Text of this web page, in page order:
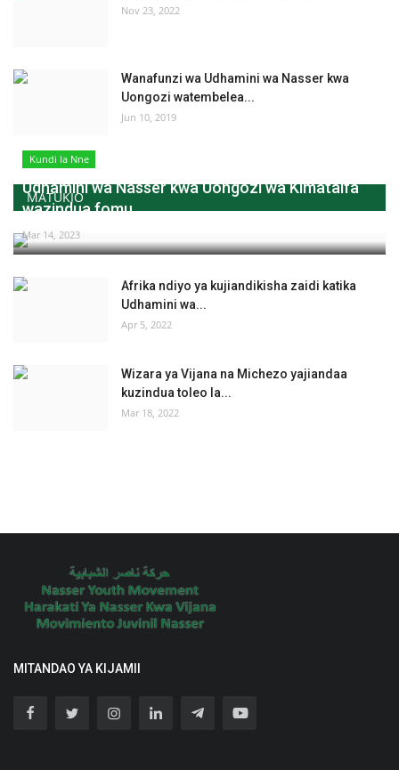
Nov 23, 2022
Wanafunzi wa Udhamini wa Nasser kwa
Uongozi watembelea...
Jun 10, 2019
MATUKIO
Kundi la Nne
Udhamini wa Nasser kwa Uongozi wa Kimataifa
wazindua fomu...
Mar 14, 2023
Afrika ndiyo ya kujiandikisha zaidi katika
Udhamini wa...
Apr 5, 2022
Wizara ya Vijana na Michezo yajiandaa
kuzindua toleo la...
Mar 18, 2022
MITANDAO YA KIJAMII